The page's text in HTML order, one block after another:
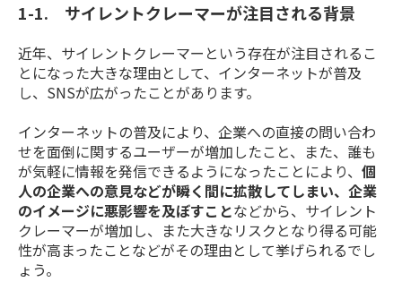
1-1. サイレントクレーマーが注目される背景
近年、サイレントクレーマーという存在が注目されるこ
とになった大きな理由として、インターネットが普及
し、SNSが広がったことがあります。
インターネットの普及により、企業への直接の問い合わ
せを面倒に関するユーザーが増加したこと、また、誰も
が気軽に情報を発信できるようになったことにより、 個
人の企業への意見などが瞬く間に拡散してしまい、企業
のイメージに悪影響を及ぼすことなどから、サイレント
クレーマーが増加し、また大きなリスクとなり得る可能
性が高まったことなどがその理由として挙げられるでし
ょう。